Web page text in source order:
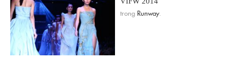
trong Runway.